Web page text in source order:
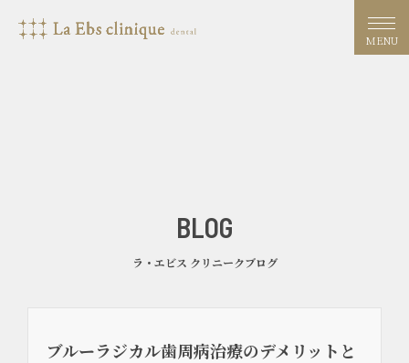
MENU
BLOG
ラ・エビス クリニークブログ
ブルーラジカル歯周病治療のデメリットと